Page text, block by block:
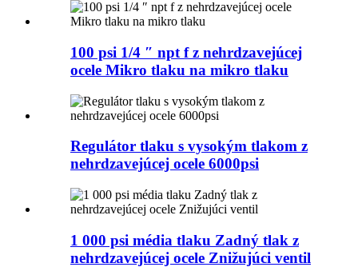
100 psi 1/4 ″ npt f z nehrdzavejúcej
ocele Mikro tlaku na mikro tlaku
Regulátor tlaku s vysokým tlakom z
nehrdzavejúcej ocele 6000psi
1 000 psi média tlaku Zadný tlak z
nehrdzavejúcej ocele Znižujúci ventil